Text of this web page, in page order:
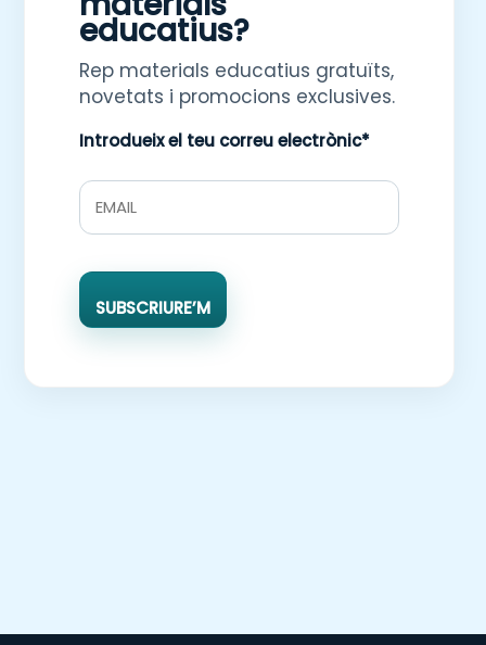
educatius?
Rep materials educatius gratuïts,
novetats i promocions exclusives.
Introdueix el teu correu electrònic*
SUBSCRIURE’M